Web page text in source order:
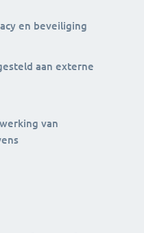
en beveiliging
aan externe
van